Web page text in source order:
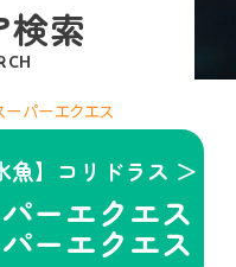
検索
ーパーエクエス
魚】コリドラス ＞
ーエクエス
ーエクエス